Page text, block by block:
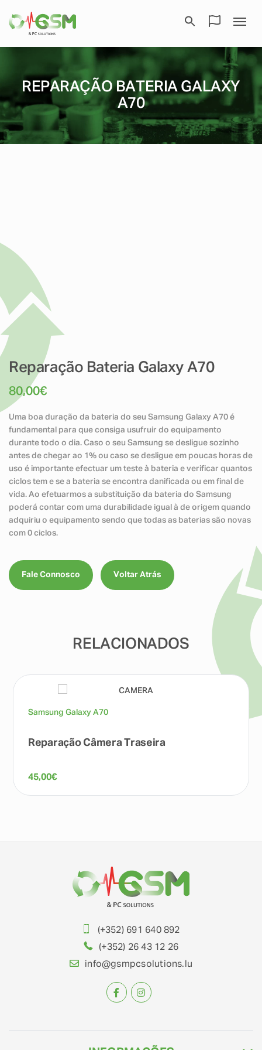
REPARAÇÃO BATERIA GALAXY
A70
Reparação Bateria Galaxy A70
80,00€
Uma boa duração da bateria do seu Samsung Galaxy A70 é
fundamental para que consiga usufruir do equipamento
durante todo o dia. Caso o seu Samsung se desligue sozinho
antes de chegar ao 1% ou caso se desligue em poucas horas de
uso é importante efectuar um teste à bateria e verificar quantos
ciclos tem e se a bateria se encontra danificada ou em final de
vida. Ao efetuarmos a substituição da bateria do Samsung
poderá contar com uma durabilidade igual à de origem quando
adquiriu o equipamento sendo que todas as baterias são novas
com 0 ciclos.
Fale Connosco Voltar Atrás
RELACIONADOS
Samsung Galaxy A70
Reparação Câmera Traseira
45,00€
(+352) 691 640 892
(+352) 26 43 12 26
info@gsmpcsolutions.lu